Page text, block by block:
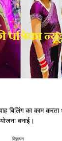
बिलिंग का काम
बनाई।
विज्ञापन